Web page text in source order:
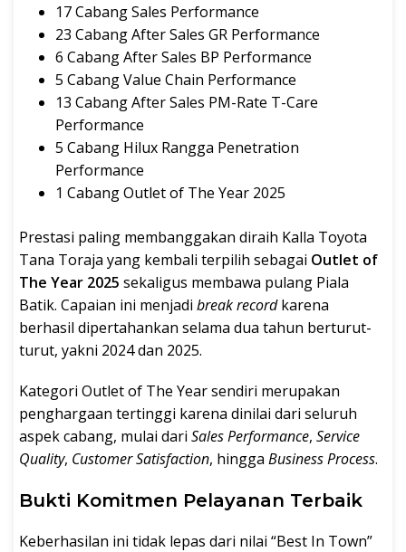
17 Cabang Sales Performance
23 Cabang After Sales GR Performance
6 Cabang After Sales BP Performance
5 Cabang Value Chain Performance
13 Cabang After Sales PM-Rate T-Care
Performance
5 Cabang Hilux Rangga Penetration
Performance
1 Cabang Outlet of The Year 2025
Prestasi paling membanggakan diraih Kalla Toyota
Tana Toraja yang kembali terpilih sebagai Outlet of
The Year 2025 sekaligus membawa pulang Piala
Batik. Capaian ini menjadi break recordkarena
berhasil dipertahankan selama dua tahun berturut-
turut, yakni 2024 dan 2025.
Kategori Outlet of The Year sendiri merupakan
penghargaan tertinggi karena dinilai dari seluruh
aspek cabang, mulai dari Sales Performance, Service
Quality, Customer Satisfaction, hingga Business Process.
Bukti Komitmen Pelayanan Terbaik
Keberhasilan ini tidak lepas dari nilai “Best In Town”